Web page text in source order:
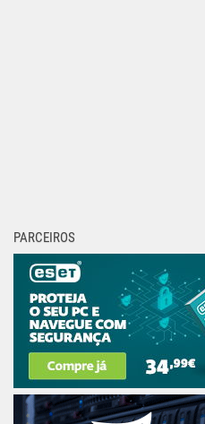
PARCEIROS